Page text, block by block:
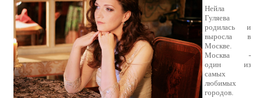
Нейла
Гуляева
родилась и
выросла в
Москве.
Москва -
один из
самых
любимых
городов.